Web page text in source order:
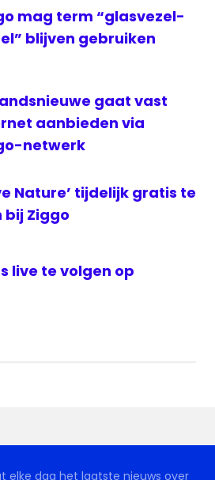
mag term “glasvezel-
blijven gebruiken
gaat vast
aanbieden via
netwerk
Nature’ tijdelijk gratis te
bij Ziggo
live te volgen op
elke dag het laatste nieuws over